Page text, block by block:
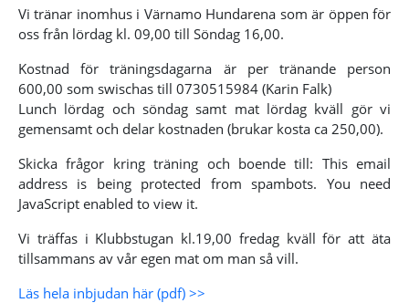
Vi tränar inomhus i Värnamo Hundarena som är öppen för
oss från lördag kl. 09,00 till Söndag 16,00.
Kostnad för träningsdagarna är per tränande person
600,00 som swischas till 0730515984 (Karin Falk)
Lunch lördag och söndag samt mat lördag kväll gör vi
gemensamt och delar kostnaden (brukar kosta ca 250,00).
Skicka frågor kring träning och boende till: This email
address is being protected from spambots. You need
JavaScript enabled to view it.
Vi träffas i Klubbstugan kl.19,00 fredag kväll för att äta
tillsammans av vår egen mat om man så vill.
Läs hela inbjudan här (pdf) >>